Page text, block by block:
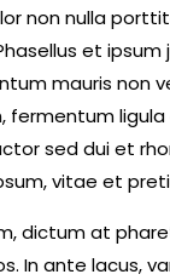
non nulla
et ipsum
mauris non
fermentum
sed dui et
vitae et
dictum at
In ante lacus,